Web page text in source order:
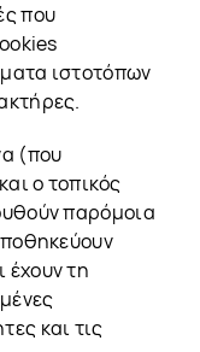
που
ιστοτόπων
(που
ο τοπικός
παρόμοια
τη
και τις